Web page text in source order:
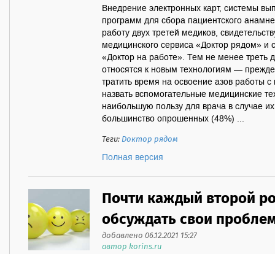
Внедрение электронных карт, системы
программ для сбора пациентского
работу двух третей медиков,
медицинского сервиса «Доктор рядом» и
«Доктор на работе». Тем не менее треть
относятся к новым технологиям —
тратить время на освоение азов работы
назвать вспомогательные медицинские
наибольшую пользу для врача в случае
большинство опрошенных (48%) ...
Теги:Доктор рядом
Полная версия
Почти каждый второй
обсуждать свои
добавлено 06.12.2021 15:27
автор korins.ru